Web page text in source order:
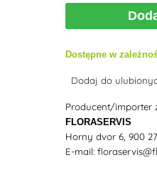
Dostępne w
Dodaj do
Producent/importer
FLORASERVIS
Horny dvor 6, 900
E-mail: